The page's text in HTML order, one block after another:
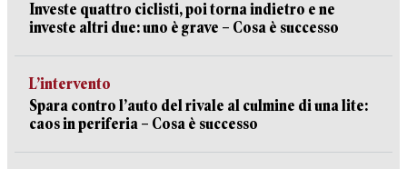
Investe quattro ciclisti, poi torna indietro e ne
investe altri due: uno è grave – Cosa è successo
L’intervento
Spara contro l’auto del rivale al culmine di una lite:
caos in periferia – Cosa è successo